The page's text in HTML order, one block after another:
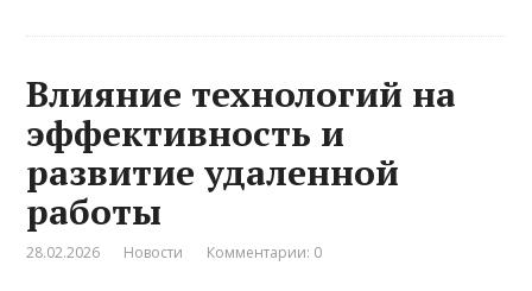
Влияние технологий на
эффективность и
развитие удаленной
работы
28.02.2026 Новости Комментарии: 0